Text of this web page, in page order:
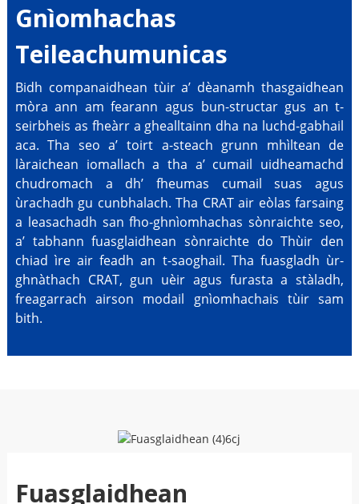
Gnìomhachas
Teileachumunicas
Bidh companaidhean tùir a’ dèanamh thasgaidhean
mòra ann am fearann ​​agus bun-structar gus an t-
seirbheis as fheàrr a ghealltainn dha na luchd-gabhail
aca. Tha seo a’ toirt a-steach grunn mhìltean de
làraichean iomallach a tha a’ cumail uidheamachd
chudromach a dh’ fheumas cumail suas agus
ùrachadh gu cunbhalach. Tha CRAT air eòlas farsaing
a leasachadh san fho-ghnìomhachas sònraichte seo,
a’ tabhann fuasglaidhean sònraichte do Thùir den
chiad ìre air feadh an t-saoghail. Tha fuasgladh ùr-
ghnàthach CRAT, gun uèir agus furasta a stàladh,
freagarrach airson modail gnìomhachais tùir sam
bith.
Fuasglaidhean